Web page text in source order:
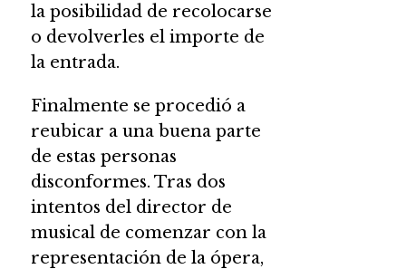
la posibilidad de recolocarse
o devolverles el importe de
la entrada.
Finalmente se procedió a
reubicar a una buena parte
de estas personas
disconformes. Tras dos
intentos del director de
musical de comenzar con la
representación de la ópera,